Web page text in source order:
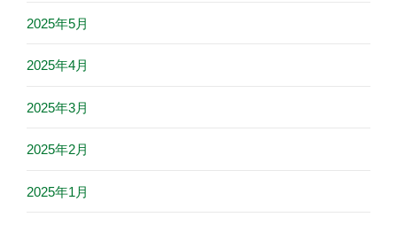
2025年5月
2025年4月
2025年3月
2025年2月
2025年1月